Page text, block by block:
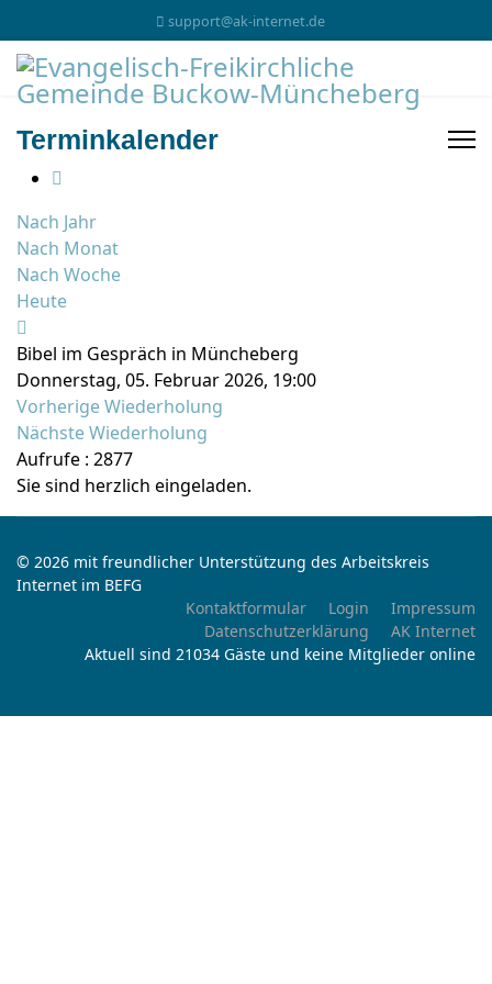
support@ak-internet.de
Terminkalender
Nach Jahr
Nach Monat
Nach Woche
Heute
Bibel im Gespräch in Müncheberg
Donnerstag, 05. Februar 2026, 19:00
Vorherige Wiederholung
Nächste Wiederholung
Aufrufe : 2877
Sie sind herzlich eingeladen.
© 2026 mit freundlicher Unterstützung des Arbeitskreis
Internet im BEFG
Kontaktformular
Login
Impressum
Datenschutzerklärung
AK Internet
Aktuell sind 21034 Gäste und keine Mitglieder online